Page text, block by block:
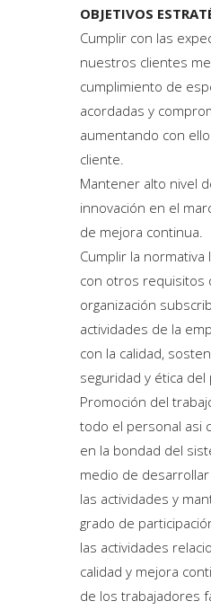
OBJETIVOS
Cumplir con las
nuestros clientes
cumplimiento de
acordadas y
aumentando con
cliente.
Mantener alto nivel
innovación en el
de mejora continua.
Cumplir la normativa
con otros requisitos
organización
actividades de la
con la calidad,
seguridad y ética
Promoción del
todo el personal asi
en la bondad del
medio de
las actividades y
grado de
las actividades
calidad y mejora
de los trabajadores